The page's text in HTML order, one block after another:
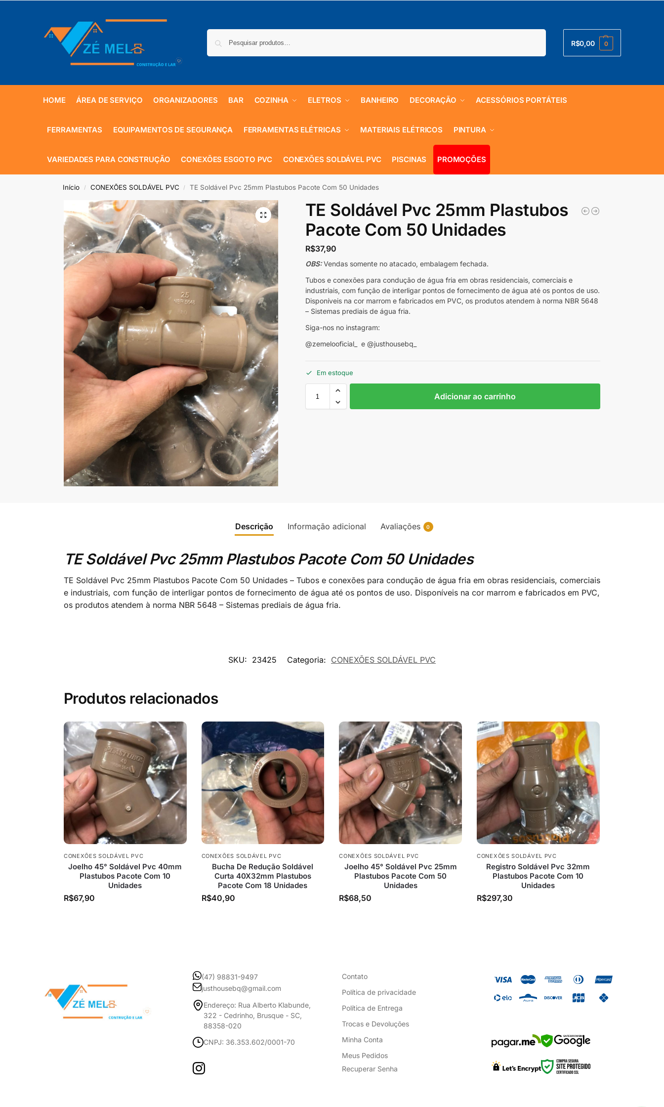
R$0,00 0
HOME ÁREA DE SERVIÇO ORGANIZADORES BAR COZINHA ELETROS BANHEIRO DECORAÇÃO ACESSÓRIOS PORTÁTEIS
FERRAMENTAS EQUIPAMENTOS DE SEGURANÇA FERRAMENTAS ELÉTRICAS MATERIAIS ELÉTRICOS PINTURA
VARIEDADES PARA CONSTRUÇÃO CONEXÕES ESGOTO PVC CONEXÕES SOLDÁVEL PVC PISCINAS PROMOÇÕES
Início / CONEXÕES SOLDÁVEL PVC / TE Soldável Pvc 25mm Plastubos Pacote Com 50 Unidades
TE Soldável Pvc 25mm Plastubos
Pacote Com 50 Unidades
R$37,90
OBS:Vendas somente no atacado, embalagem fechada.
Tubos e conexões para condução de água fria em obras residenciais, comerciais e
industriais, com função de interligar pontos de fornecimento de água até os pontos de uso.
Disponíveis na cor marrom e fabricados em PVC, os produtos atendem à norma NBR 5648
– Sistemas prediais de água fria.
Siga-nos no instagram:
@zemelooficial_ e @justhousebq_
Em estoque
Adicionar ao carrinho
Descrição Informação adicional Avaliações 0
TE Soldável Pvc 25mm Plastubos Pacote Com 50 Unidades
TE Soldável Pvc 25mm Plastubos Pacote Com 50 Unidades – Tubos e conexões para condução de água fria em obras residenciais, comerciais
e industriais, com função de interligar pontos de fornecimento de água até os pontos de uso. Disponíveis na cor marrom e fabricados em PVC,
os produtos atendem à norma NBR 5648 – Sistemas prediais de água fria.
SKU: 23425 Categoria: CONEXÕES SOLDÁVEL PVC
Produtos relacionados
CONEXÕES SOLDÁVEL PVC
Joelho 45° Soldável Pvc 40mm
Plastubos Pacote Com 10
Unidades
R$67,90
CONEXÕES SOLDÁVEL PVC
Bucha De Redução Soldável
Curta 40X32mm Plastubos
Pacote Com 18 Unidades
R$40,90
CONEXÕES SOLDÁVEL PVC
Joelho 45° Soldável Pvc 25mm
Plastubos Pacote Com 50
Unidades
R$68,50
CONEXÕES SOLDÁVEL PVC
Registro Soldável Pvc 32mm
Plastubos Pacote Com 10
Unidades
R$297,30
(47) 98831-9497
justhousebq@gmail.com
Endereço: Rua Alberto Klabunde,
322 - Cedrinho, Brusque - SC,
88358-020
CNPJ: 36.353.602/0001-70
Contato
Política de privacidade
Política de Entrega
Trocas e Devoluções
Minha Conta
Meus Pedidos
Recuperar Senha
SAFE BROWSING